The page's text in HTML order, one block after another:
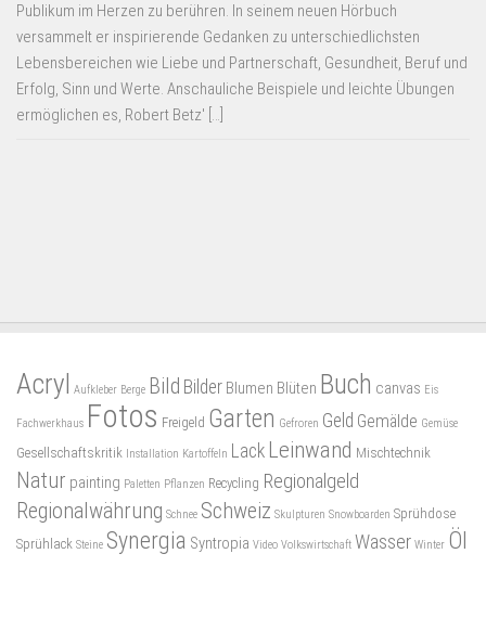
Publikum im Herzen zu berühren. In seinem neuen Hörbuch
versammelt er inspirierende Gedanken zu unterschiedlichsten
Lebensbereichen wie Liebe und Partnerschaft, Gesundheit, Beruf und
Erfolg, Sinn und Werte. Anschauliche Beispiele und leichte Übungen
ermöglichen es, Robert Betz' […]
Acryl Aufkleber Berge Bild Bilder Blumen Blüten Buch canvas Eis
Fachwerkhaus Fotos Freigeld Garten Gefroren Geld Gemälde Gemüse
Gesellschaftskritik Installation Kartoffeln Lack Leinwand Mischtechnik
Natur painting Paletten Pflanzen Recycling Regionalgeld
Regionalwährung Schnee Schweiz Skulpturen Snowboarden Sprühdose
Sprühlack Steine Synergia Syntropia Video Volkswirtschaft Wasser Winter Öl